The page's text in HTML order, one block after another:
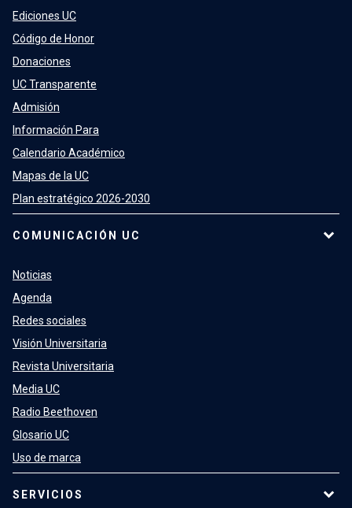
Ediciones UC
Código de Honor
Donaciones
UC Transparente
Admisión
Información Para
Calendario Académico
Mapas de la UC
Plan estratégico 2026-2030
COMUNICACIÓN UC
Noticias
Agenda
Redes sociales
Visión Universitaria
Revista Universitaria
Media UC
Radio Beethoven
Glosario UC
Uso de marca
SERVICIOS